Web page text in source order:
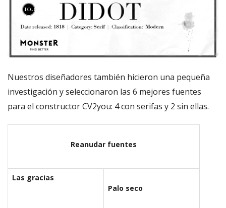
Nuestros diseñadores también hicieron una pequeña
investigación y seleccionaron las 6 mejores fuentes
para el constructor CV2you: 4 con serifas y 2 sin ellas.
Reanudar fuentes
Las gracias
Palo seco